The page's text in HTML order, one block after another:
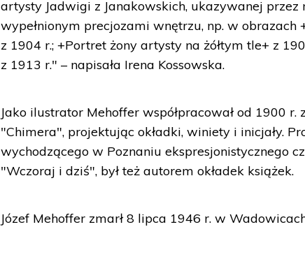
artysty Jadwigi z Janakowskich, ukazywanej
wypełnionym precjozami wnętrzu, np. w obrazach
z 1904 r.; +Portret żony artysty na żółtym tle+ z
z 1913 r." – napisała Irena Kossowska.
Jako ilustrator Mehoffer współpracował od 1900
"Chimera", projektując okładki, winiety i inicjały.
wychodzącego w Poznaniu ekspresjonistycznego
"Wczoraj i dziś", był też autorem okładek książek.
Józef Mehoffer zmarł 8 lipca 1946 r. w